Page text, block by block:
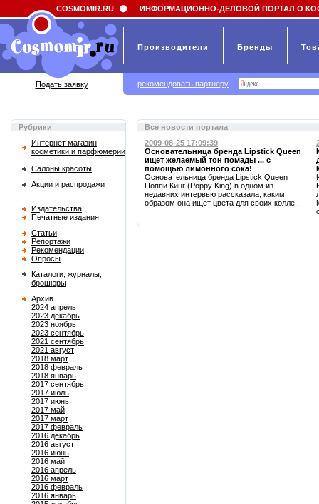
Field 'news_title' doesn't have a default value
Рубрики
Интернет магазин
косметики и парфюмерии
Салоны красоты
Акции и распродажи
Издательства
Печатные издания
Статьи
Репортажи
Рекомендации
Опросы
Каталоги, журналы,
брошюры
Архив
2024 апрель
2023 декабрь
2023 ноябрь
2023 сентябрь
2021 сентябрь
2021 август
2018 март
2018 февраль
2018 январь
2017 сентябрь
2017 июль
2017 июнь
2017 май
2017 март
2017 февраль
2016 декабрь
2016 август
2016 июнь
2016 май
2016 апрель
2016 март
2016 февраль
2016 январь
Все новости портала
2009-08-25 17:09:39
Основательница бренда Lipstick Queen
ищет желаемый тон помады ... с
помощью лимонного сока!
Основательница бренда Lipstick Queen
Поппи Кинг (Poppy King) в одном из
недавних интервью рассказала, каким
образом она ищет цвета для своих колле...
COSMOMIR.RU ИНФОРМАЦИОННО-ДЕЛОВОЙ ПОРТАЛ О
Производители Бренды
Подать заявку рекомендовать партнеру